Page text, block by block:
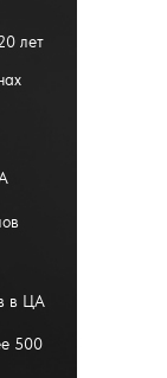
лет
500
в ЦА